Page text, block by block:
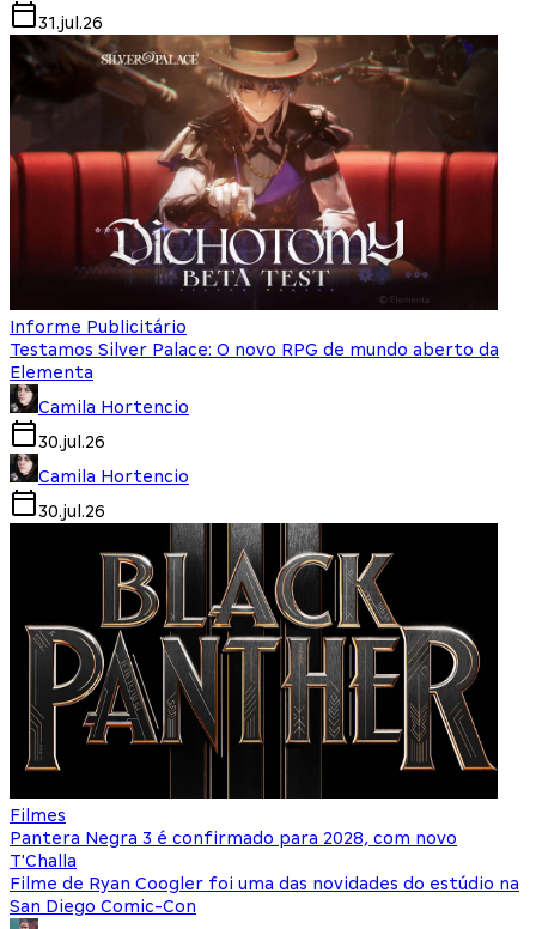
31.jul.26
Informe Publicitário
Testamos Silver Palace: O novo RPG de mundo aberto da
Elementa
Camila Hortencio
30.jul.26
Camila Hortencio
30.jul.26
Filmes
Pantera Negra 3 é confirmado para 2028, com novo
T'Challa
Filme de Ryan Coogler foi uma das novidades do estúdio na
San Diego Comic-Con